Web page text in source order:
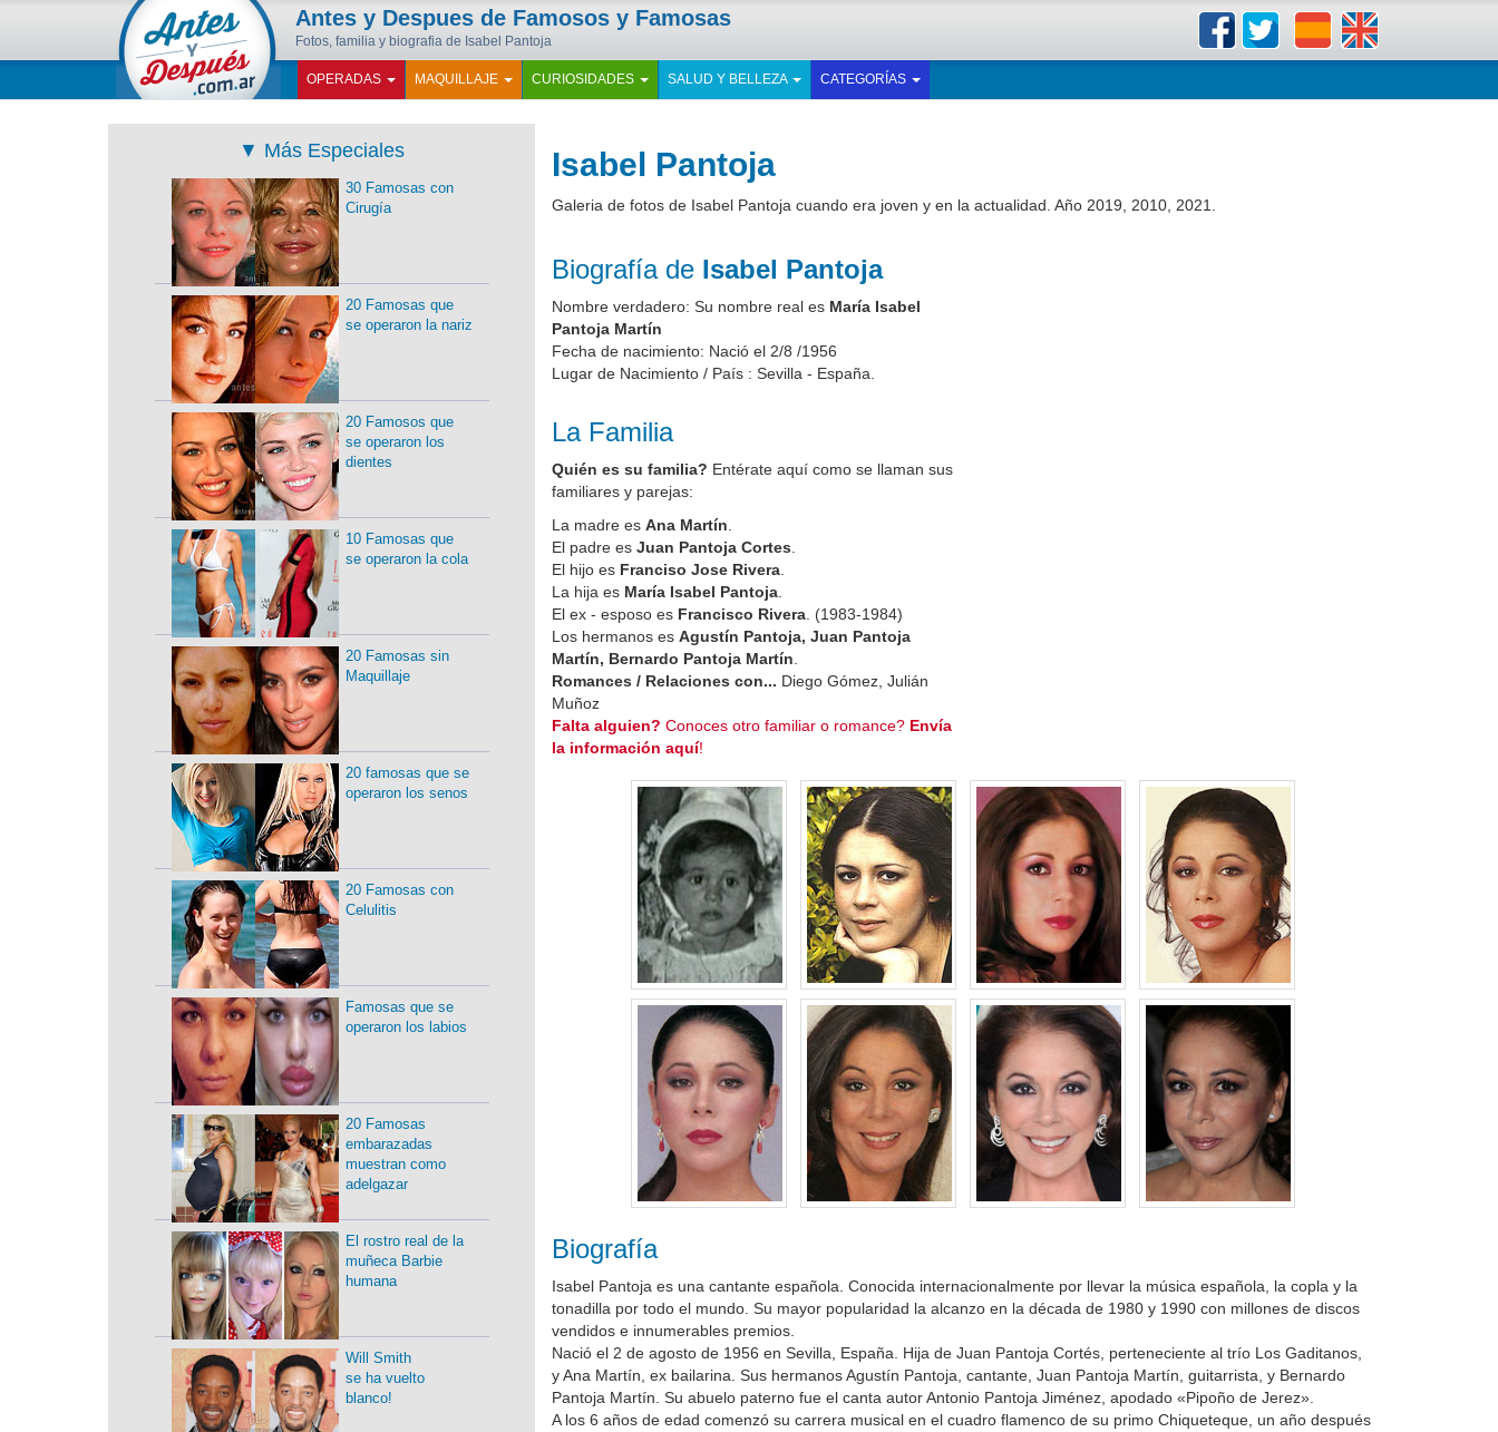
Antes y Despues de Famosos y Famosas
Fotos, familia y biografia de Isabel Pantoja
OPERADAS MAQUILLAJE CURIOSIDADES SALUD Y BELLEZA CATEGORÍAS
Isabel Pantoja
Galeria de fotos de Isabel Pantoja cuando era joven y en la actualidad. Año 2019, 2010, 2021.
Biografía de Isabel Pantoja
Nombre verdadero: Su nombre real es María Isabel
Pantoja Martín
Fecha de nacimiento: Nació el 2/8 /1956
Lugar de Nacimiento / País : Sevilla - España.
La Familia
Quién es su familia? Entérate aquí como se llaman sus
familiares y parejas:
La madre esAna Martín
El padre esJuan Pantoja Cortes
El hijo es Franciso Jose Rivera
La hija es María Isabel Pantoja
El ex - esposo es Francisco Rivera . (1983-1984)
Los hermanos esAgustín Pantoja, Juan Pantoja
Martín, Bernardo Pantoja Martín
Romances / Relaciones con... Diego Gómez, Julián
Muñoz
Falta alguien? Conoces otro familiar o romance? Envía
la información aquí!
Biografía
Isabel Pantoja es una cantante española. Conocida internacionalmente por llevar la música española, la copla y la
tonadilla por todo el mundo. Su mayor popularidad la alcanzo en la década de 1980 y 1990 con millones de discos
vendidos e innumerables premios.
Nació el 2 de agosto de 1956 en Sevilla, España. Hija de Juan Pantoja Cortés, perteneciente al trío Los Gaditanos,
y Ana Martín, ex bailarina. Sus hermanos Agustín Pantoja, cantante, Juan Pantoja Martín, guitarrista, y Bernardo
Pantoja Martín. Su abuelo paterno fue el canta autor Antonio Pantoja Jiménez, apodado «Pipoño de Jerez».
A los 6 años de edad comenzó su carrera musical en el cuadro flamenco de su primo Chiqueteque, un año después
▼ Más Especiales
30 Famosas con
Cirugía
20 Famosas que
se operaron la nariz
20 Famosos que
se operaron los
dientes
10 Famosas que
se operaron la cola
20 Famosas sin
Maquillaje
20 famosas que se
operaron los senos
20 Famosas con
Celulitis
Famosas que se
operaron los labios
20 Famosas
embarazadas
muestran como
adelgazar
El rostro real de la
muñeca Barbie
humana
Will Smith
se ha vuelto
blanco!